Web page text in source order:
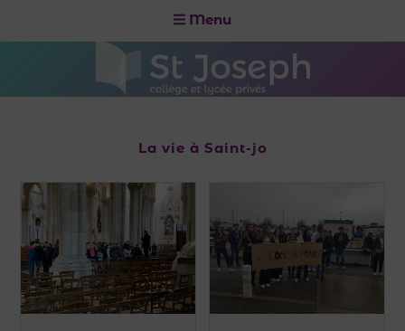
Menu
La vie à Saint-jo